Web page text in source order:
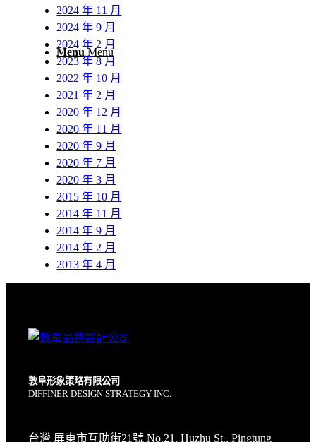
Menu Menu
2024 年 11 月
2024 年 9 月
2024 年 2 月
2023 年 8 月
2022 年 10 月
2021 年 2 月
2020 年 12 月
2020 年 11 月
2020 年 9 月
2020 年 7 月
2020 年 3 月
2015 年 10 月
2014 年 11 月
2014 年 9 月
2014 年 2 月
2013 年 4 月
敦阜形象策略有限公司
DIFFINER DESIGN STRATEGY INC.
台灣 屏東市互助街21號 No.21, Huzhu St., Pingtung